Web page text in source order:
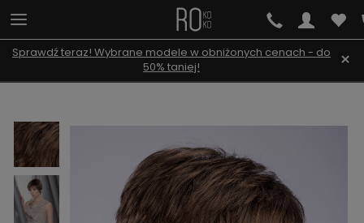
Sprawdź teraz! Wybrane modele w obniżonych cenach - do
50% taniej!
×